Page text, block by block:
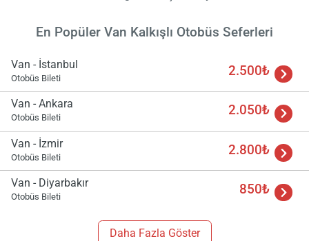
En Popüler Van Kalkışlı Otobüs Seferleri
Van - İstanbul
Otobüs Bileti 2.500₺
Van - Ankara
Otobüs Bileti 2.050₺
Van - İzmir
Otobüs Bileti 2.800₺
Van - Diyarbakır
Otobüs Bileti 850₺
Daha Fazla Göster